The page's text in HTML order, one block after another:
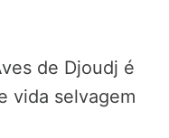
de Djoudj é
vida selvagem